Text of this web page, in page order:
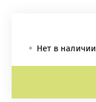
Нет в наличии